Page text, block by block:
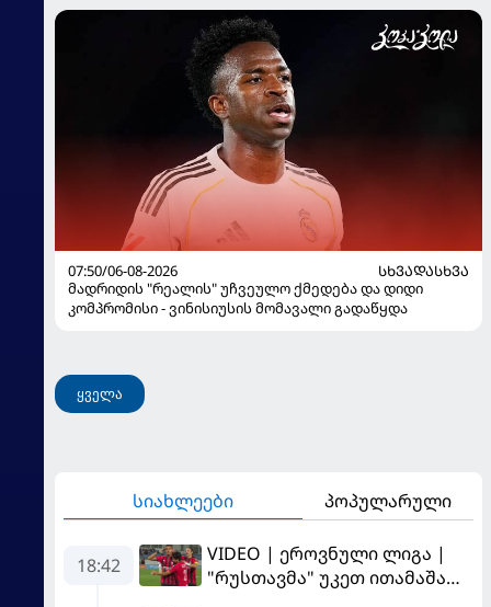
07:50/06-08-2026
ᲡᲮᲕᲐᲓᲐᲡᲮᲕᲐ
მადრიდის "რეალის" უჩვეულო ქმედება და დიდი
კომპრომისი - ვინისიუსის მომავალი გადაწყდა
ყველა
სიახლეები პოპულარული
18:42
VIDEO | ეროვნული ლიგა |
"რუსთავმა" უკეთ ითამაშა